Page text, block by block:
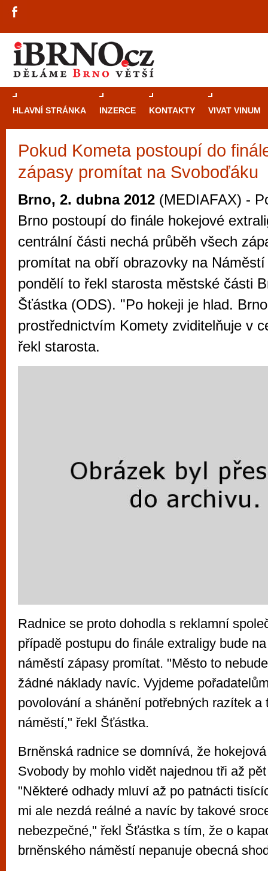
HLAVNÍ STRÁNKA INZERCE KONTAKTY VIVAT VINUM
Pokud Kometa postoupí do
zápasy promítat na Svoboďáku
Brno, 2. dubna 2012 (MEDIAFAX) -
Brno postoupí do finále hokejové
centrální části nechá průběh všech
promítat na obří obrazovky na
pondělí to řekl starosta městské části
Šťástka (ODS). "Po hokeji je hlad.
prostřednictvím Komety zviditelňuje v
řekl starosta.
Radnice se proto dohodla s reklamní
případě postupu do finále extraligy bude
náměstí zápasy promítat. "Město to
žádné náklady navíc. Vyjdeme
povolování a shánění potřebných razítek a
náměstí," řekl Šťástka.
Brněnská radnice se domnívá, že
Svobody by mohlo vidět najednou tři až
"Některé odhady mluví až po patnácti
mi ale nezdá reálné a navíc by takové
nebezpečné," řekl Šťástka s tím, že o
brněnského náměstí nepanuje obecná
Průvodce
Brně: Od
Brno je
zajímavé
restaurace,
Mimo jiné je ale také místem, kde si
vyzkoušet různé kasinové hry. V
metropoli naleznete širokou nabídku her
po moderní automaty jak pro pravidelné
příležitostné hráče. V...